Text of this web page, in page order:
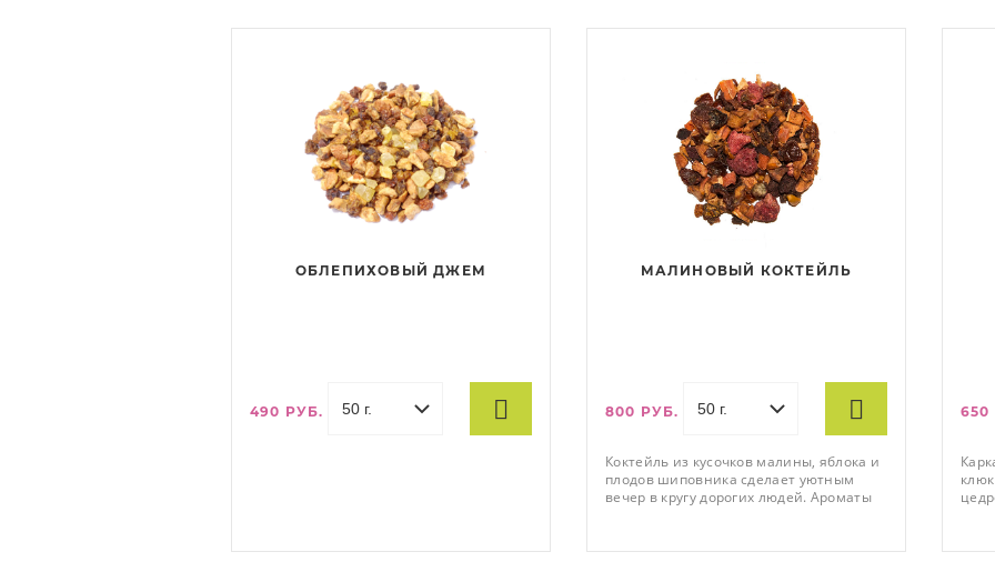
лепестками календулы.
ОБЛЕПИХОВЫЙ ДЖЕМ
490 РУБ.
МАЛИНОВЫЙ КОКТЕЙЛЬ
800 РУБ.
Коктейль из кусочков малины, яблока и
плодов шиповника сделает уютным
вечер в кругу дорогих людей. Ароматы
лете. Прекрасно подх
650